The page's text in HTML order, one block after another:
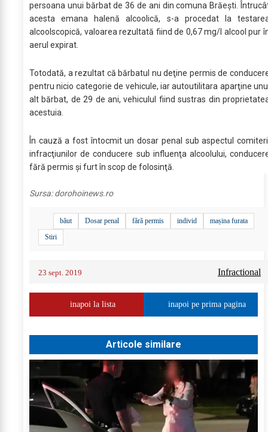
persoana unui bărbat de 36 de ani din comuna Brăeşti.
acesta emana halenă alcoolică, s-a procedat la
alcoolscopică, valoarea rezultată fiind de 0,67 mg/l alcool pur
aerul expirat.
Totodată, a rezultat că bărbatul nu deţine permis de
pentru nicio categorie de vehicule, iar autoutilitara aparţine
alt bărbat, de 29 de ani, vehiculul fiind sustras din
acestuia.
În cauză a fost întocmit un dosar penal sub aspectul
infracţiunilor de conducere sub influenţa alcoolului,
fără permis şi furt în scop de folosinţă.
Sursa:dorohoinews.ro
băut Dosar penal fără permis individ
mașina furata
Stiri
23 sept. 2019 Infractional
inapoi la lista inapoi pe prima pagina
Articole similare